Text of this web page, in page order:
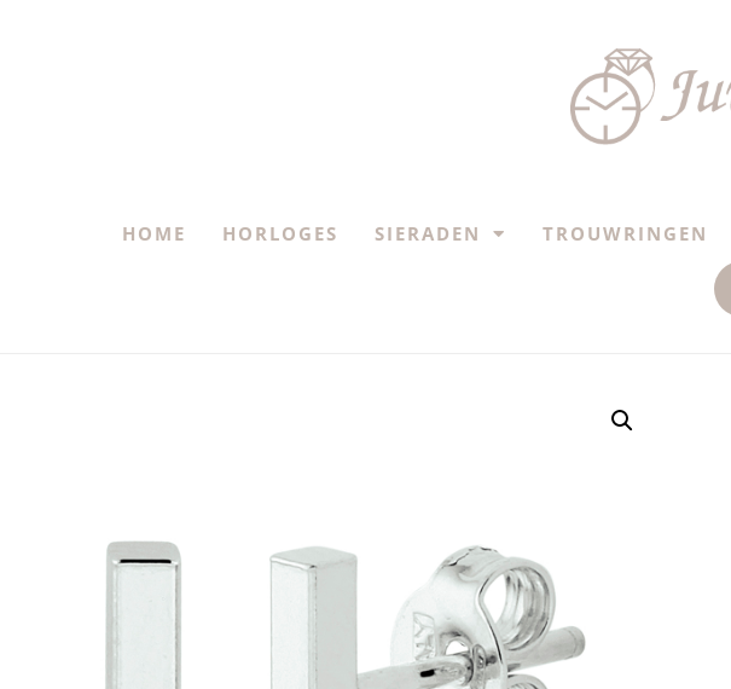
HOME HORLOGES SIERADEN TROUWRINGEN